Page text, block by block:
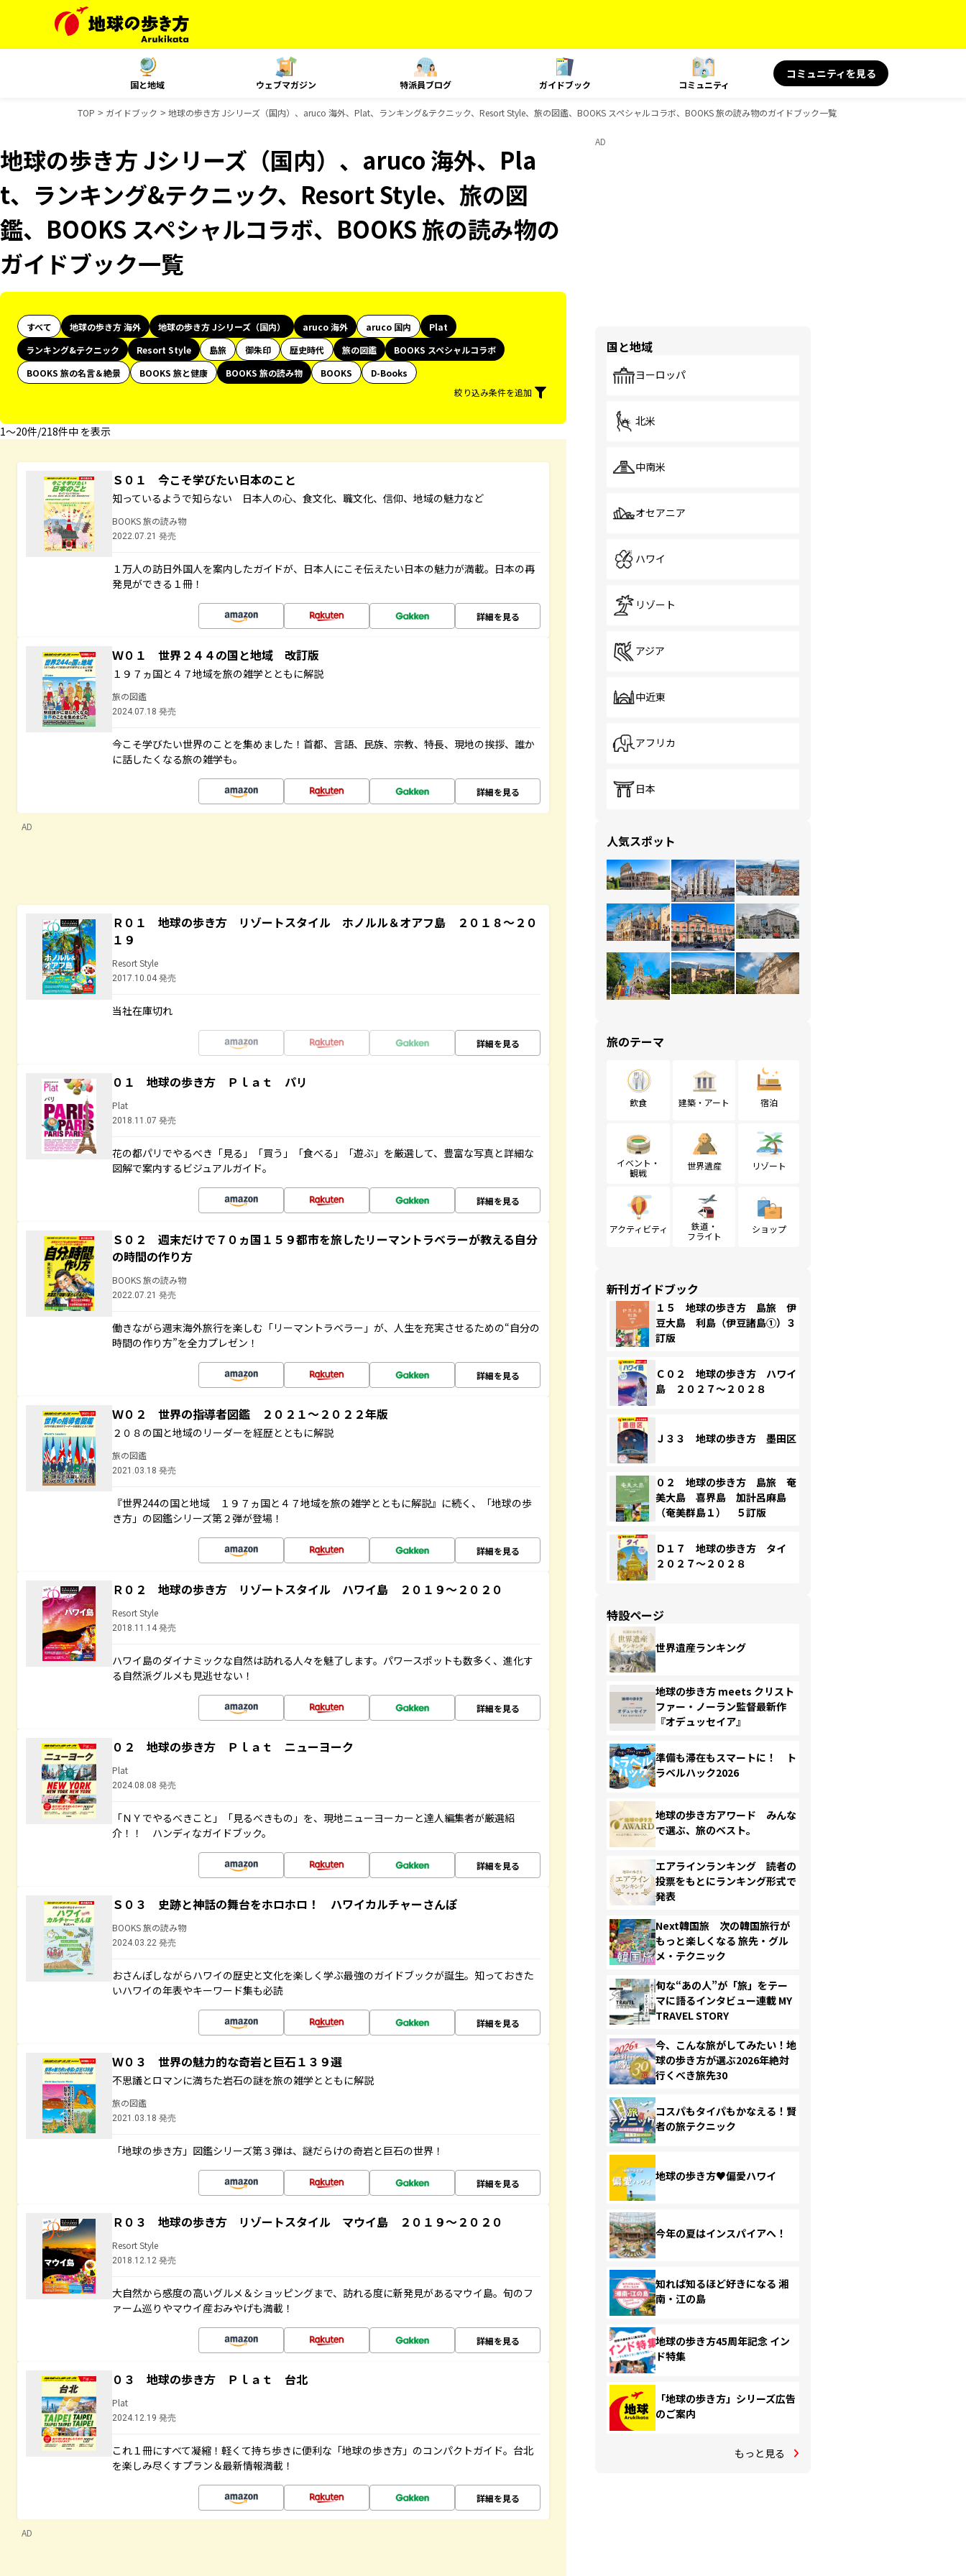
国と地域 ウェブマガジン 特派員ブログ ガイドブック コミュニティ
コミュニティを見る
TOP ガイドブック 地球の歩き方 Jシリーズ（国内）、aruco 海外、Plat、ランキング&テクニック、Resort Style、旅の図鑑、BOOKS スペシャルコラボ、BOOKS 旅の読み物のガイドブック一覧
地球の歩き方 Jシリーズ（国内）、aruco 海外、Pla
t、ランキング&テクニック、Resort Style、旅の図
鑑、BOOKS スペシャルコラボ、BOOKS 旅の読み物の
ガイドブック一覧
すべて 地球の歩き方 海外 地球の歩き方 Jシリーズ（国内） aruco 海外 aruco 国内
Plat
ランキング&テクニック
Resort Style 島旅 御朱印 歴史時代 旅の図鑑
BOOKS スペシャルコラボ
BOOKS 旅の名言＆絶景
BOOKS 旅と健康 BOOKS 旅の読み物 BOOKS
D-Books
絞り込み条件を追加
1〜20件/218件中 を表示
Ｓ０１ 今こそ学びたい日本のこと
知っているようで知らない 日本人の心、食文化、職文化、信仰、地域の魅力など
BOOKS 旅の読み物
2022.07.21 発売
１万人の訪日外国人を案内したガイドが、日本人にこそ伝えたい日本の魅力が満載。日本の再
発見ができる１冊！
詳細を見る
Ｗ０１ 世界２４４の国と地域 改訂版
１９７ヵ国と４７地域を旅の雑学とともに解説
旅の図鑑
2024.07.18 発売
今こそ学びたい世界のことを集めました！首都、言語、民族、宗教、特長、現地の挨拶、誰か
に話したくなる旅の雑学も。
詳細を見る
AD
Ｒ０１ 地球の歩き方 リゾートスタイル ホノルル＆オアフ島 ２０１８～２０
１９
Resort Style
2017.10.04 発売
当社在庫切れ
詳細を見る
０１ 地球の歩き方 Ｐｌａｔ パリ
Plat
2018.11.07 発売
花の都パリでやるべき「見る」「買う」「食べる」「遊ぶ」を厳選して、豊富な写真と詳細な
図解で案内するビジュアルガイド。
詳細を見る
Ｓ０２ 週末だけで７０ヵ国１５９都市を旅したリーマントラベラーが教える自分
の時間の作り方
BOOKS 旅の読み物
2022.07.21 発売
働きながら週末海外旅行を楽しむ「リーマントラベラー」が、人生を充実させるための“自分の
時間の作り方”を全力プレゼン！
詳細を見る
Ｗ０２ 世界の指導者図鑑 ２０２１～２０２２年版
２０８の国と地域のリーダーを経歴とともに解説
旅の図鑑
2021.03.18 発売
『世界244の国と地域 １９７ヵ国と４７地域を旅の雑学とともに解説』に続く、「地球の歩
き方」の図鑑シリーズ第２弾が登場！
詳細を見る
Ｒ０２ 地球の歩き方 リゾートスタイル ハワイ島 ２０１９～２０２０
Resort Style
2018.11.14 発売
ハワイ島のダイナミックな自然は訪れる人々を魅了します。パワースポットも数多く、進化す
る自然派グルメも見逃せない！
詳細を見る
０２ 地球の歩き方 Ｐｌａｔ ニューヨーク
Plat
2024.08.08 発売
「ＮＹでやるべきこと」「見るべきもの」を、現地ニューヨーカーと達人編集者が厳選紹
介！！ ハンディなガイドブック。
詳細を見る
Ｓ０３ 史跡と神話の舞台をホロホロ！ ハワイカルチャーさんぽ
BOOKS 旅の読み物
2024.03.22 発売
おさんぽしながらハワイの歴史と文化を楽しく学ぶ最強のガイドブックが誕生。知っておきた
いハワイの年表やキーワード集も必読
詳細を見る
Ｗ０３ 世界の魅力的な奇岩と巨石１３９選
不思議とロマンに満ちた岩石の謎を旅の雑学とともに解説
旅の図鑑
2021.03.18 発売
「地球の歩き方」図鑑シリーズ第３弾は、謎だらけの奇岩と巨石の世界！
詳細を見る
Ｒ０３ 地球の歩き方 リゾートスタイル マウイ島 ２０１９～２０２０
Resort Style
2018.12.12 発売
大自然から感度の高いグルメ＆ショッピングまで、訪れる度に新発見があるマウイ島。旬のフ
ァーム巡りやマウイ産おみやげも満載！
詳細を見る
０３ 地球の歩き方 Ｐｌａｔ 台北
Plat
2024.12.19 発売
これ１冊にすべて凝縮！軽くて持ち歩きに便利な「地球の歩き方」のコンパクトガイド。台北
を楽しみ尽くすプラン＆最新情報満載！
詳細を見る
AD
AD
国と地域
ヨーロッパ
北米
中南米
オセアニア
ハワイ
リゾート
アジア
中近東
アフリカ
日本
人気スポット
旅のテーマ
飲食 建築・アート 宿泊
イベント・
観戦
世界遺産 リゾート
アクティビティ
鉄道・
フライト
ショップ
新刊ガイドブック
１５ 地球の歩き方 島旅 伊
豆大島 利島（伊豆諸島①）３
訂版
Ｃ０２ 地球の歩き方 ハワイ
島 ２０２７～２０２８
Ｊ３３ 地球の歩き方 墨田区
０２ 地球の歩き方 島旅 奄
美大島 喜界島 加計呂麻島
（奄美群島１） ５訂版
Ｄ１７ 地球の歩き方 タイ
２０２７～２０２８
特設ページ
世界遺産ランキング
地球の歩き方 meets クリスト
ファー・ノーラン監督最新作
『オデュッセイア』
準備も滞在もスマートに！ ト
ラベルハック2026
地球の歩き方アワード みんな
で選ぶ、旅のベスト。
エアラインランキング 読者の
投票をもとにランキング形式で
発表
Next韓国旅 次の韓国旅行が
もっと楽しくなる 旅先・グル
メ・テクニック
旬な“あの人”が「旅」をテー
マに語るインタビュー連載 MY
TRAVEL STORY
今、こんな旅がしてみたい！地
球の歩き方が選ぶ2026年絶対
行くべき旅先30
コスパもタイパもかなえる！賢
者の旅テクニック
地球の歩き方♥偏愛ハワイ
今年の夏はインスパイアへ！
知れば知るほど好きになる 湘
南・江の島
地球の歩き方45周年記念 イン
ド特集
「地球の歩き方」シリーズ広告
のご案内
もっと見る